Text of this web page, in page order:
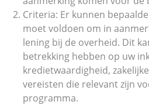
Criteria: Er kunnen
moet voldoen om in
lening bij de overheid. Dit
betrekking hebben op uw
kredietwaardigheid,
vereisten die relevant zijn
programma.